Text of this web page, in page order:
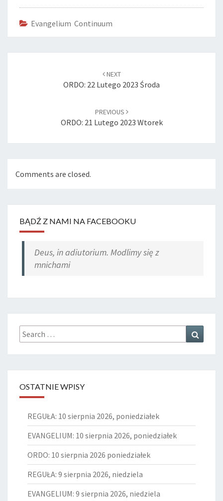
Evangelium Continuum
NEXT
ORDO: 22 Lutego 2023 Środa
PREVIOUS
ORDO: 21 Lutego 2023 Wtorek
Comments are closed.
BĄDŹ Z NAMI NA FACEBOOKU
Deus, in adiutorium. Modlimy się z
mnichami
Search
for:
OSTATNIE WPISY
REGUŁA: 10 sierpnia 2026, poniedziałek
EVANGELIUM: 10 sierpnia 2026, poniedziałek
ORDO: 10 sierpnia 2026 poniedziałek
REGUŁA: 9 sierpnia 2026, niedziela
EVANGELIUM: 9 sierpnia 2026, niedziela